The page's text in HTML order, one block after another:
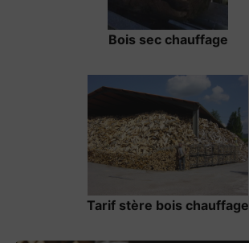
Bois sec chauffage
Tarif stère bois chauffage